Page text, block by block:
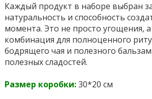
Каждый продукт в наборе выбран
натуральность и способность
момента. Это не просто угощения,
комбинация для полноценного
бодрящего чая и полезного
полезных сладостей.
Размер коробки:30*20 см